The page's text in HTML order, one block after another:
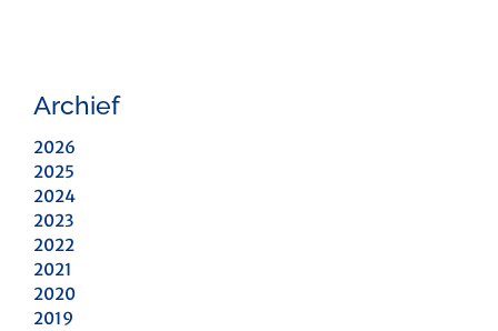
Archief
2026
2025
2024
2023
2022
2021
2020
2019